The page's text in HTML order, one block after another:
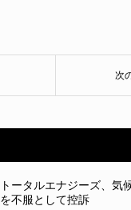
トータルエナジーズ、気
を不服として控訴